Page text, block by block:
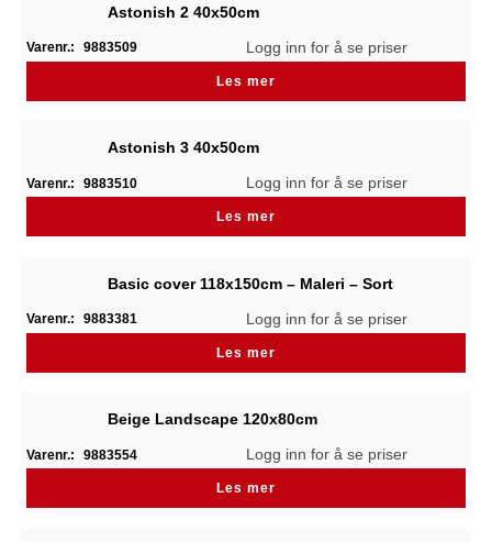
Astonish 2 40x50cm
Varenr.: 9883509 Logg inn for å se priser
Les mer
Astonish 3 40x50cm
Varenr.: 9883510 Logg inn for å se priser
Les mer
Basic cover 118x150cm – Maleri – Sort
Varenr.: 9883381 Logg inn for å se priser
Les mer
Beige Landscape 120x80cm
Varenr.: 9883554 Logg inn for å se priser
Les mer